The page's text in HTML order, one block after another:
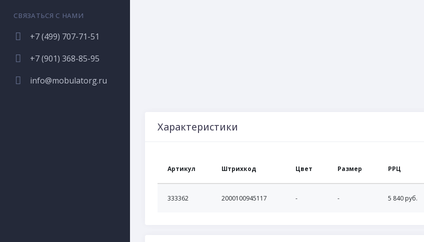
СВЯЗАТЬСЯ С НАМИ
+7 (499) 707-71-51
+7 (901) 368-85-95
info@mobulatorg.ru
Характеристики
Артикул Штрихкод Цвет Размер РРЦ
333362 2000100945117 - - 5 840 руб.